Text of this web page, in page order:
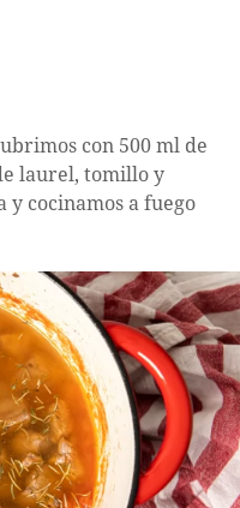
con 500 ml de
laurel, tomillo y
y cocinamos a fuego